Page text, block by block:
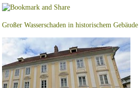
Großer Wasserschaden in historischem Gebäude